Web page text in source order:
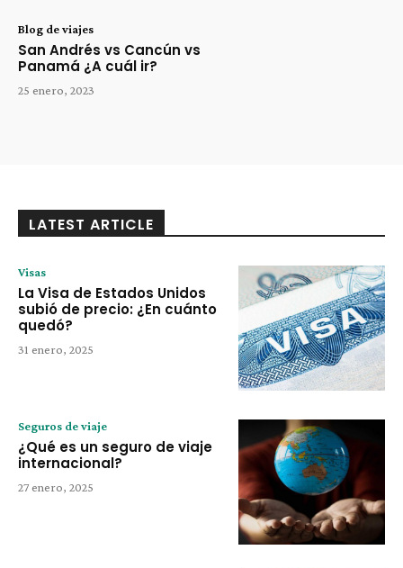
Blog de viajes
San Andrés vs Cancún vs
Panamá ¿A cuál ir?
25 enero, 2023
LATEST ARTICLE
Visas
La Visa de Estados Unidos
subió de precio: ¿En cuánto
quedó?
31 enero, 2025
Seguros de viaje
¿Qué es un seguro de viaje
internacional?
27 enero, 2025